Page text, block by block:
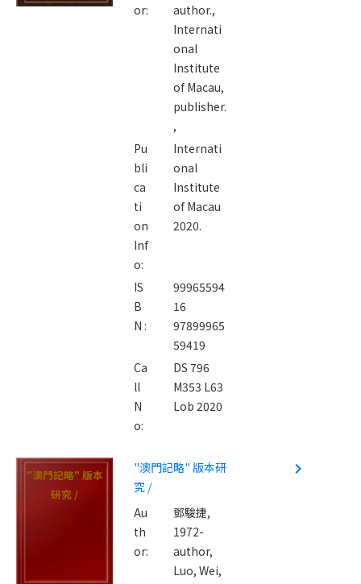
or:
author.,
Internati
onal
Institute
of Macau,
publisher.
,
Pu
bli
ca
ti
on
Inf
o:
Internati
onal
Institute
of Macau
2020.
IS
B
N :
99965594
16
97899965
59419
Ca
ll
N
o:
DS 796
M353 L63
Lob 2020
"澳門記略" 版本
研究 /
"澳門記略" 版本研
究 /
Au
th
or:
鄧駿捷,
1972-
author,
Luo, Wei,
navigate_next